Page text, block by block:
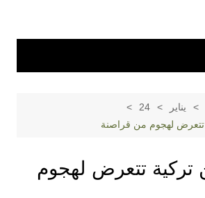
يناير
24
لهجوم من قراصنة
تتعرض لهجوم